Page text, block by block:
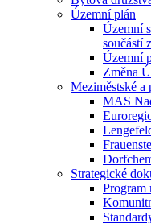
Územní plán
Územní
součástí
Územní
Změna
Meziměstské a
MAS
Strategické
Program